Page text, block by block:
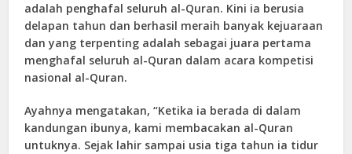
adalah penghafal seluruh al-Quran. Kini ia berusia
delapan tahun dan berhasil meraih banyak kejuaraan
dan yang terpenting adalah sebagai juara pertama
menghafal seluruh al-Quran dalam acara kompetisi
nasional al-Quran.
Ayahnya mengatakan, “Ketika ia berada di dalam
kandungan ibunya, kami membacakan al-Quran
untuknya. Sejak lahir sampai usia tiga tahun ia tidur